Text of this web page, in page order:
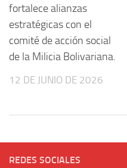
fortalece alianzas
estratégicas con el
comité de acción social
de la Milicia Bolivariana.
12 DE JUNIO DE 2026
REDES SOCIALES